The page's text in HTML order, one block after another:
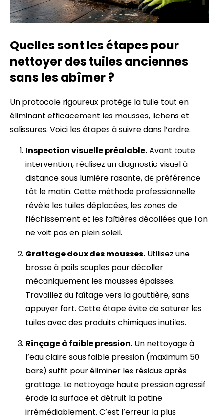
Quelles sont les étapes pour
nettoyer des tuiles anciennes
sans les abîmer ?
Un protocole rigoureux protège la tuile tout en
éliminant efficacement les mousses, lichens et
salissures. Voici les étapes à suivre dans l’ordre.
Inspection visuelle préalable.Avant toute
intervention, réalisez un diagnostic visuel à
distance sous lumière rasante, de préférence
tôt le matin. Cette méthode professionnelle
révèle les tuiles déplacées, les zones de
fléchissement et les faîtières décollées que l’on
ne voit pas en plein soleil.
Grattage doux des mousses. Utilisez une
brosse à poils souples pour décoller
mécaniquement les mousses épaisses.
Travaillez du faîtage vers la gouttière, sans
appuyer fort. Cette étape évite de saturer les
tuiles avec des produits chimiques inutiles.
Rinçage à faible pression. Un nettoyage à
l’eau claire sous faible pression (maximum 50
bars) suffit pour éliminer les résidus après
grattage. Le nettoyage haute pression agressif
érode la surface et détruit la patine
irrémédiablement. C’est l’erreur la plus